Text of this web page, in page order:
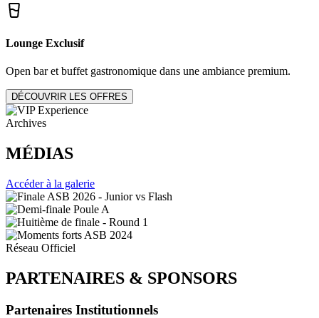
Lounge Exclusif
Open bar et buffet gastronomique dans une ambiance premium.
DÉCOUVRIR LES OFFRES
Archives
MÉDIAS
Accéder à la galerie
Réseau Officiel
PARTENAIRES & SPONSORS
Partenaires Institutionnels